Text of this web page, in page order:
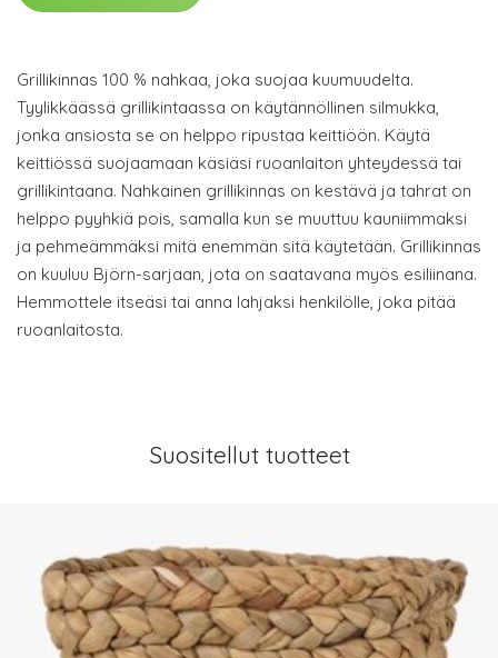
Grillikinnas 100 % nahkaa, joka suojaa kuumuudelta.
Tyylikkäässä grillikintaassa on käytännöllinen silmukka,
jonka ansiosta se on helppo ripustaa keittiöön. Käytä
keittiössä suojaamaan käsiäsi ruoanlaiton yhteydessä tai
grillikintaana. Nahkainen grillikinnas on kestävä ja tahrat on
helppo pyyhkiä pois, samalla kun se muuttuu kauniimmaksi
ja pehmeämmäksi mitä enemmän sitä käytetään. Grillikinnas
on kuuluu Björn-sarjaan, jota on saatavana myös esiliinana.
Hemmottele itseäsi tai anna lahjaksi henkilölle, joka pitää
ruoanlaitosta.
Suositellut tuotteet